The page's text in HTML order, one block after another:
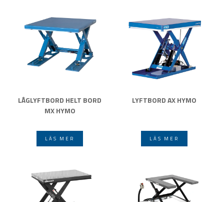
LÅGLYFTBORD HELT BORD
MX HYMO
LÄS MER
LYFTBORD AX HYMO
LÄS MER